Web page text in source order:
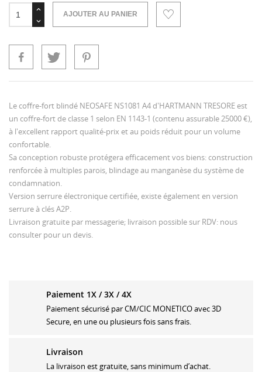
AJOUTER AU PANIER
Le coffre-fort blindé NEOSAFE NS1081 A4 d'HARTMANN TRESORE est
un coffre-fort de classe 1 selon EN 1143-1 (contenu assurable 25000 €),
à l'excellent rapport qualité-prix et au poids réduit pour un volume
confortable.
Sa conception robuste protégera efficacement vos biens: construction
renforcée à multiples parois, blindage au manganèse du système de
condamnation.
Version serrure électronique certifiée, existe également en version
serrure à clés A2P.
Livraison gratuite par messagerie; livraison possible sur RDV: nous
consulter pour un devis.
Paiement 1X / 3X / 4X
Paiement sécurisé par CM/CIC MONETICO avec 3D
Secure, en une ou plusieurs fois sans frais.
Livraison
La livraison est gratuite, sans minimum d’achat.